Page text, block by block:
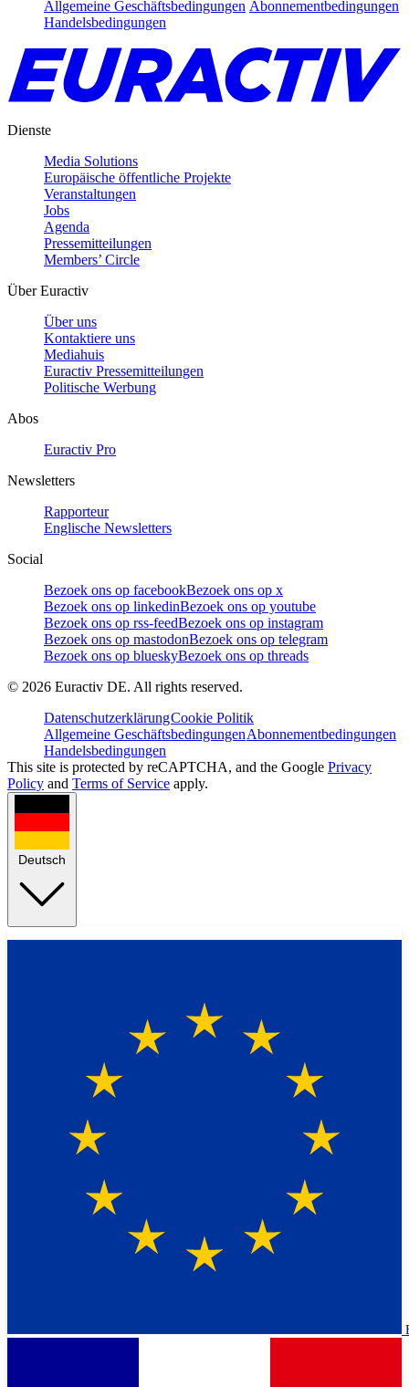
Allgemeine Geschäftsbedingungen Abonnementbedingungen
Handelsbedingungen
Dienste
Media Solutions
Europäische öffentliche Projekte
Veranstaltungen
Jobs
Agenda
Pressemitteilungen
Members’ Circle
Über Euractiv
Über uns
Kontaktiere uns
Mediahuis
Euractiv Pressemitteilungen
Politische Werbung
Abos
Euractiv Pro
Newsletters
Rapporteur
Englische Newsletters
Social
Bezoek ons op facebookBezoek ons op x
Bezoek ons op linkedinBezoek ons op youtube
Bezoek ons op rss-feedBezoek ons op instagram
Bezoek ons op mastodonBezoek ons op telegram
Bezoek ons op blueskyBezoek ons op threads
© 2026 Euractiv DE. All rights reserved.
DatenschutzerklärungCookie Politik
Allgemeine GeschäftsbedingungenAbonnementbedingungen
Handelsbedingungen
This site is protected by reCAPTCHA, and the Google Privacy
Policy and Terms of Service apply.
Deutsch